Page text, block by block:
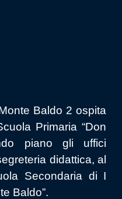
Baldo 2 ospita
Primaria “Don
piano gli uffici
didattica, al
Secondaria di I
Baldo”.